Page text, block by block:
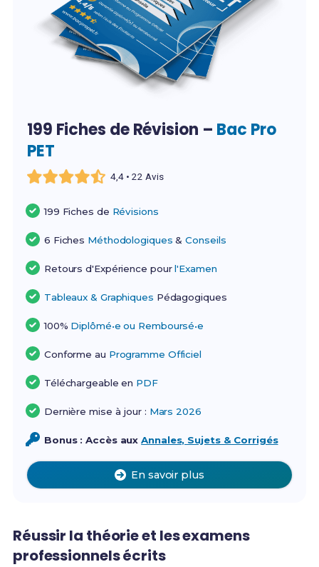
199 Fiches de Révision – Bac Pro
PET
4,4 • 22 Avis
199 Fiches de Révisions
6 Fiches Méthodologiques &Conseils
Retours d'Expérience pourl'Examen
Tableaux & Graphiques Pédagogiques
100% Diplômé•e ou Remboursé•e
Conforme au Programme Officiel
Téléchargeable en PDF
Dernière mise à jour : Mars 2026
Bonus : Accès auxAnnales, Sujets & Corrigés
En savoir plus
Réussir la théorie et les examens
professionnels écrits